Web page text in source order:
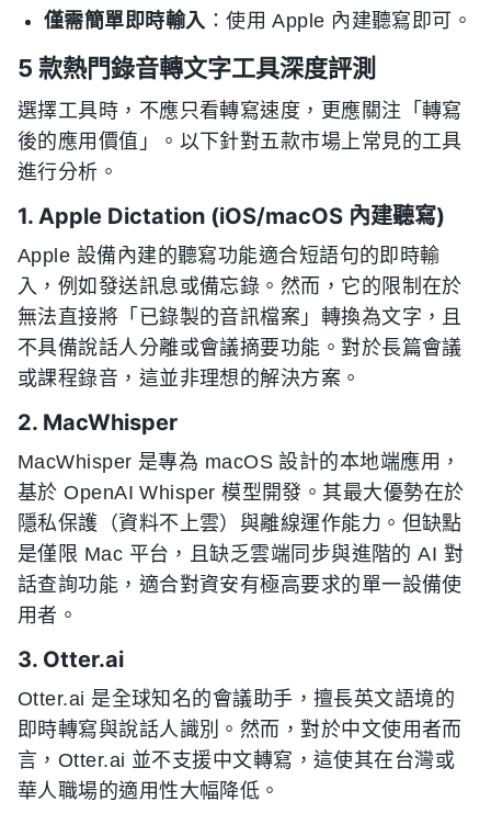
僅需簡單即時輸入 ：使用 Apple 內建聽寫即可。
5 款熱門錄音轉文字工具深度評測
選擇工具時，不應只看轉寫速度，更應關注「轉寫
後的應用價值」。以下針對五款市場上常見的工具
進行分析。
1. Apple Dictation (iOS/macOS 內建聽寫)
Apple 設備內建的聽寫功能適合短語句的即時輸
入，例如發送訊息或備忘錄。然而，它的限制在於
無法直接將「已錄製的音訊檔案」轉換為文字，且
不具備說話人分離或會議摘要功能。對於長篇會議
或課程錄音，這並非理想的解決方案。
2. MacWhisper
MacWhisper 是專為 macOS 設計的本地端應用，
基於 OpenAI Whisper 模型開發。其最大優勢在於
隱私保護（資料不上雲）與離線運作能力。但缺點
是僅限 Mac 平台，且缺乏雲端同步與進階的 AI 對
話查詢功能，適合對資安有極高要求的單一設備使
用者。
3. Otter.ai
Otter.ai 是全球知名的會議助手，擅長英文語境的
即時轉寫與說話人識別。然而，對於中文使用者而
言，Otter.ai 並不支援中文轉寫，這使其在台灣或
華人職場的適用性大幅降低。